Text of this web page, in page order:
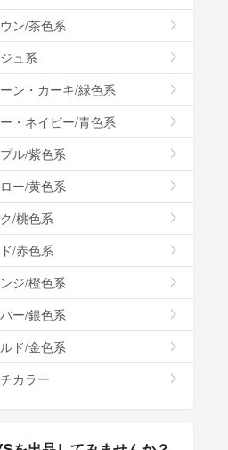
ン/茶色系
ュ系
ン・カーキ/緑色系
・ネイビー/青色系
ル/紫色系
ー/黄色系
/桃色系
/赤色系
ジ/橙色系
ー/銀色系
ド/金色系
カラー